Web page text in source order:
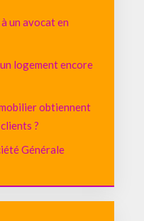
un avocat en
logement encore
obtiennent
?
Générale